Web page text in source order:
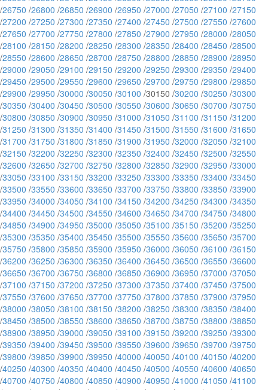
/26750 /26800 /26850 /26900 /26950 /27000 /27050 /27100 /27150
/27200 /27250 /27300 /27350 /27400 /27450 /27500 /27550 /27600
/27650 /27700 /27750 /27800 /27850 /27900 /27950 /28000 /28050
/28100 /28150 /28200 /28250 /28300 /28350 /28400 /28450 /28500
/28550 /28600 /28650 /28700 /28750 /28800 /28850 /28900 /28950
/29000 /29050 /29100 /29150 /29200 /29250 /29300 /29350 /29400
/29450 /29500 /29550 /29600 /29650 /29700 /29750 /29800 /29850
/29900 /29950 /30000 /30050 /30100 /30150 /30200 /30250 /30300
/30350 /30400 /30450 /30500 /30550 /30600 /30650 /30700 /30750
/30800 /30850 /30900 /30950 /31000 /31050 /31100 /31150 /31200
/31250 /31300 /31350 /31400 /31450 /31500 /31550 /31600 /31650
/31700 /31750 /31800 /31850 /31900 /31950 /32000 /32050 /32100
/32150 /32200 /32250 /32300 /32350 /32400 /32450 /32500 /32550
/32600 /32650 /32700 /32750 /32800 /32850 /32900 /32950 /33000
/33050 /33100 /33150 /33200 /33250 /33300 /33350 /33400 /33450
/33500 /33550 /33600 /33650 /33700 /33750 /33800 /33850 /33900
/33950 /34000 /34050 /34100 /34150 /34200 /34250 /34300 /34350
/34400 /34450 /34500 /34550 /34600 /34650 /34700 /34750 /34800
/34850 /34900 /34950 /35000 /35050 /35100 /35150 /35200 /35250
/35300 /35350 /35400 /35450 /35500 /35550 /35600 /35650 /35700
/35750 /35800 /35850 /35900 /35950 /36000 /36050 /36100 /36150
/36200 /36250 /36300 /36350 /36400 /36450 /36500 /36550 /36600
/36650 /36700 /36750 /36800 /36850 /36900 /36950 /37000 /37050
/37100 /37150 /37200 /37250 /37300 /37350 /37400 /37450 /37500
/37550 /37600 /37650 /37700 /37750 /37800 /37850 /37900 /37950
/38000 /38050 /38100 /38150 /38200 /38250 /38300 /38350 /38400
/38450 /38500 /38550 /38600 /38650 /38700 /38750 /38800 /38850
/38900 /38950 /39000 /39050 /39100 /39150 /39200 /39250 /39300
/39350 /39400 /39450 /39500 /39550 /39600 /39650 /39700 /39750
/39800 /39850 /39900 /39950 /40000 /40050 /40100 /40150 /40200
/40250 /40300 /40350 /40400 /40450 /40500 /40550 /40600 /40650
/40700 /40750 /40800 /40850 /40900 /40950 /41000 /41050 /41100